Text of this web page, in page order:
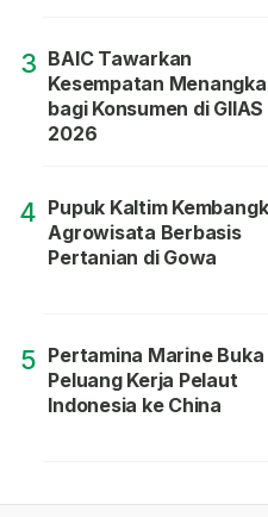
3 BAIC Tawarkan
Kesempatan
bagi Konsumen di GIIAS
2026
4 Pupuk Kaltim
Agrowisata Berbasis
Pertanian di Gowa
5 Pertamina Marine Buka
Peluang Kerja Pelaut
Indonesia ke China